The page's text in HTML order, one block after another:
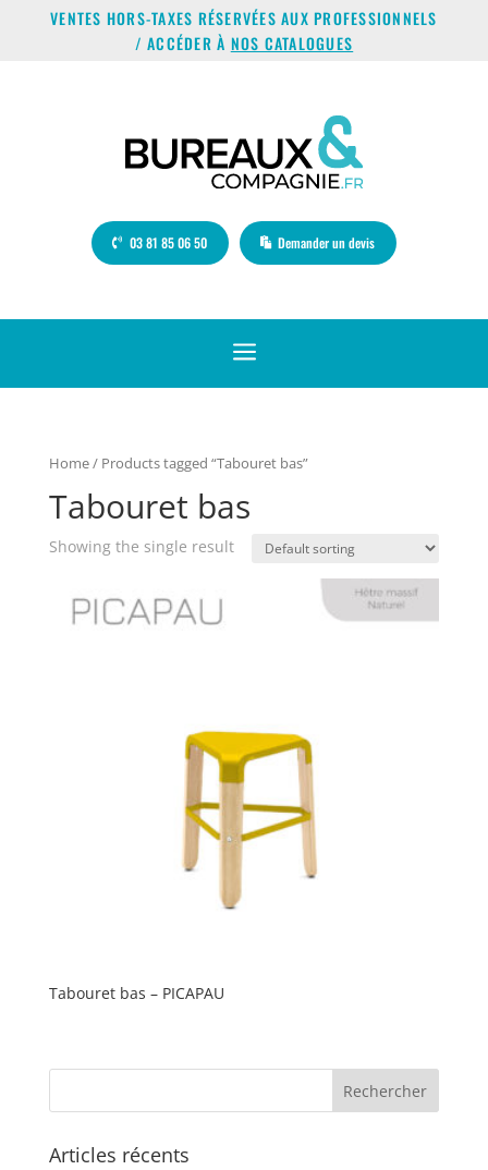
VENTES HORS-TAXES RÉSERVÉES AUX PROFESSIONNELS
/ ACCÉDER À NOS CATALOGUES
03 81 85 06 50 Demander un devis
a
Home/ Products tagged “Tabouret bas”
Tabouret bas
Showing the single result
Tabouret bas – PICAPAU
Articles récents